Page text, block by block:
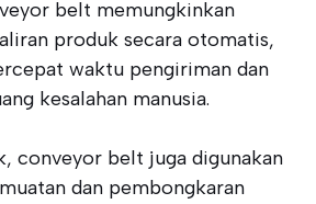
belt memungkinkan
produk secara otomatis,
waktu pengiriman dan
kesalahan manusia.
conveyor belt juga digunakan
dan pembongkaran